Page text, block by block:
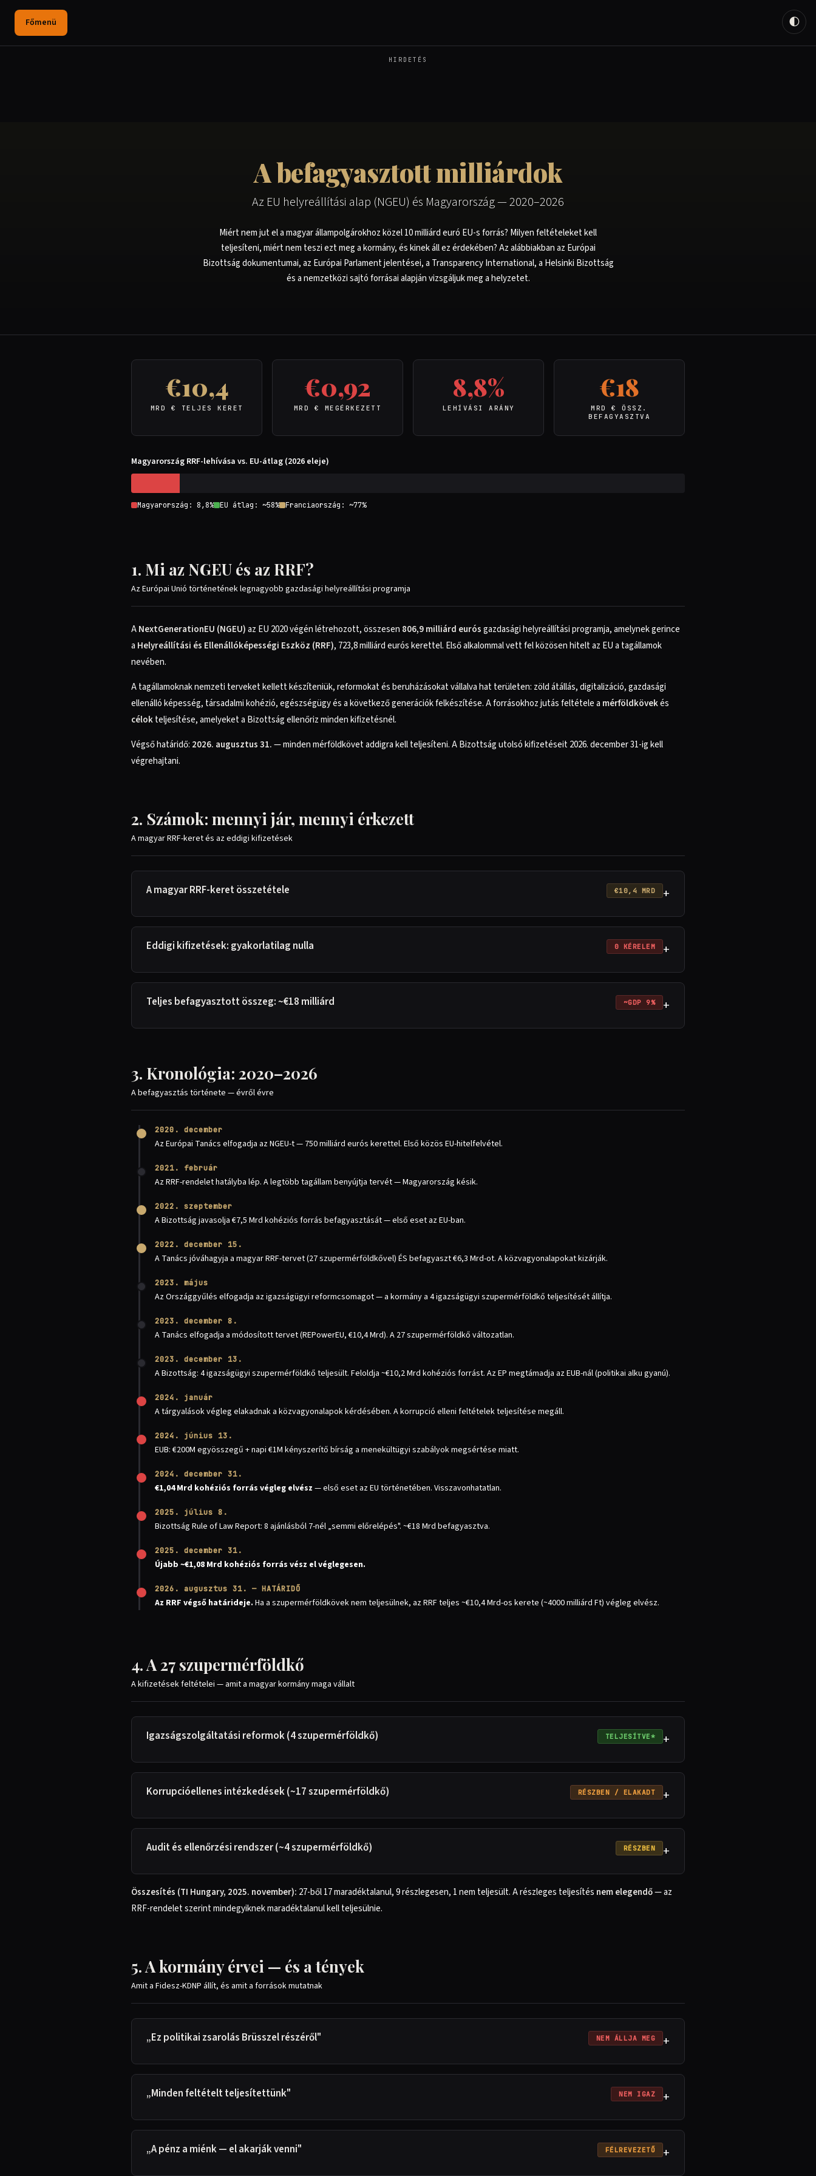
Főmenü
HIRDETÉS
🌓
A befagyasztott milliárdok
Az EU helyreállítási alap (NGEU) és Magyarország — 2020–2026
Miért nem jut el a magyar állampolgárokhoz közel 10 milliárd euró EU-s forrás? Milyen feltételeket kell
teljesíteni, miért nem teszi ezt meg a kormány, és kinek áll ez érdekében? Az alábbiakban az Európai
Bizottság dokumentumai, az Európai Parlament jelentései, a Transparency International, a Helsinki Bizottság
és a nemzetközi sajtó forrásai alapján vizsgáljuk meg a helyzetet.
€10,4
MRD € TELJES KERET
€0,92
MRD € MEGÉRKEZETT
8,8%
LEHÍVÁSI ARÁNY
€18
MRD € ÖSSZ.
BEFAGYASZTVA
Magyarország RRF-lehívása vs. EU-átlag (2026 eleje)
Magyarország: 8,8% EU átlag: ~58% Franciaország: ~77%
1. Mi az NGEU és az RRF?
Az Európai Unió történetének legnagyobb gazdasági helyreállítási programja
ANextGenerationEU (NGEU)az EU 2020 végén létrehozott, összesen 806,9 milliárd eurósgazdasági helyreállítási programja, amelynek gerince
a Helyreállítási és Ellenállóképességi Eszköz (RRF), 723,8 milliárd eurós kerettel. Első alkalommal vett fel közösen hitelt az EU a tagállamok
nevében.
A tagállamoknak nemzeti terveket kellett készíteniük, reformokat és beruházásokat vállalva hat területen: zöld átállás, digitalizáció, gazdasági
ellenálló képesség, társadalmi kohézió, egészségügy és a következő generációk felkészítése. A forrásokhoz jutás feltétele a mérföldkövekés
célokteljesítése, amelyeket a Bizottság ellenőriz minden kifizetésnél.
Végső határidő: 2026. augusztus 31.— minden mérföldkövet addigra kell teljesíteni. A Bizottság utolsó kifizetéseit 2026. december 31-ig kell
végrehajtani.
2. Számok: mennyi jár, mennyi érkezett
A magyar RRF-keret és az eddigi kifizetések
A magyar RRF-keret összetétele €10,4 MRD +
Eddigi kifizetések: gyakorlatilag nulla 0 KÉRELEM +
Teljes befagyasztott összeg: ~€18 milliárd ~GDP 9% +
3. Kronológia: 2020–2026
A befagyasztás története — évről évre
2020. december
Az Európai Tanács elfogadja az NGEU-t — 750 milliárd eurós kerettel. Első közös EU-hitelfelvétel.
2021. február
Az RRF-rendelet hatályba lép. A legtöbb tagállam benyújtja tervét — Magyarország késik.
2022. szeptember
A Bizottság javasolja €7,5 Mrd kohéziós forrás befagyasztását — első eset az EU-ban.
2022. december 15.
A Tanács jóváhagyja a magyar RRF-tervet (27 szupermérföldkővel) ÉS befagyaszt €6,3 Mrd-ot. A közvagyonalapokat kizárják.
2023. május
Az Országgyűlés elfogadja az igazságügyi reformcsomagot — a kormány a 4 igazságügyi szupermérföldkő teljesítését állítja.
2023. december 8.
A Tanács elfogadja a módosított tervet (REPowerEU, €10,4 Mrd). A 27 szupermérföldkő változatlan.
2023. december 13.
A Bizottság: 4 igazságügyi szupermérföldkő teljesült. Feloldja ~€10,2 Mrd kohéziós forrást. Az EP megtámadja az EUB-nál (politikai alku gyanú).
2024. január
A tárgyalások végleg elakadnak a közvagyonalapok kérdésében. A korrupció elleni feltételek teljesítése megáll.
2024. június 13.
EUB: €200M egyösszegű + napi €1M kényszerítő bírság a menekültügyi szabályok megsértése miatt.
2024. december 31.
€1,04 Mrd kohéziós forrás végleg elvész — első eset az EU történetében. Visszavonhatatlan.
2025. július 8.
Bizottság Rule of Law Report: 8 ajánlásból 7-nél „semmi előrelépés". ~€18 Mrd befagyasztva.
2025. december 31.
Újabb ~€1,08 Mrd kohéziós forrás vész el véglegesen.
2026. augusztus 31. — HATÁRIDŐ
Az RRF végső határideje. Ha a szupermérföldkövek nem teljesülnek, az RRF teljes ~€10,4 Mrd-os kerete (~4000 milliárd Ft) végleg elvész.
4. A 27 szupermérföldkő
A kifizetések feltételei — amit a magyar kormány maga vállalt
Igazságszolgáltatási reformok (4 szupermérföldkő) TELJESÍTVE* +
Korrupcióellenes intézkedések (~17 szupermérföldkő) RÉSZBEN / ELAKADT +
Audit és ellenőrzési rendszer (~4 szupermérföldkő) RÉSZBEN +
Összesítés (TI Hungary, 2025. november): 27-ből 17 maradéktalanul, 9 részlegesen, 1 nem teljesült. A részleges teljesítés nem elegendő— az
RRF-rendelet szerint mindegyiknek maradéktalanul kell teljesülnie.
5. A kormány érvei — és a tények
Amit a Fidesz-KDNP állít, és amit a források mutatnak
„Ez politikai zsarolás Brüsszel részéről" NEM ÁLLJA MEG +
„Minden feltételt teljesítettünk" NEM IGAZ +
„A pénz a miénk — el akarják venni" FÉLREVEZETŐ +